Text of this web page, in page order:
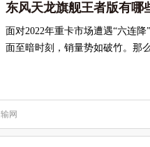
东风天龙旗舰王者版有哪
面对2022年重卡市场遭遇“六连
面至暗时刻，销量势如破竹。那
网